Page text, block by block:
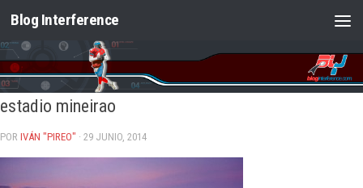
Saltar al contenido
Blog Interference
estadio mineirao
POR IVÁN "PIREO" · 29 JUNIO, 2014